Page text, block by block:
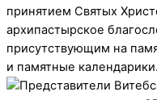
принятием Святых
архипастырское
присутствующим на
и памятные календарики.